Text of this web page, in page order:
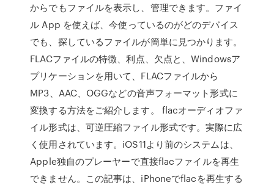
からでもファイルを表示し、管理できます。ファイ
ル App を使えば、今使っているのがどのデバイス
でも、探しているファイルが簡単に見つかります。
FLACファイルの特徴、利点、欠点と、Windowsア
プリケーションを用いて、FLACファイルから
MP3、AAC、OGGなどの音声フォーマット形式に
変換する方法をご紹介します。 flacオーディオファ
イル形式は、可逆圧縮ファイル形式です。実際に広
く使用されています。iOS11より前のシステムは、
Apple独自のプレーヤーで直接flacファイルを再生
できません。この記事は、iPhoneでflacを再生する